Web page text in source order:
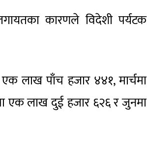
कारणले विदेशी पर्यटक
लाख पाँच हजार ४४१, मार्चमा
एक लाख दुई हजार ६२६ र जुनमा